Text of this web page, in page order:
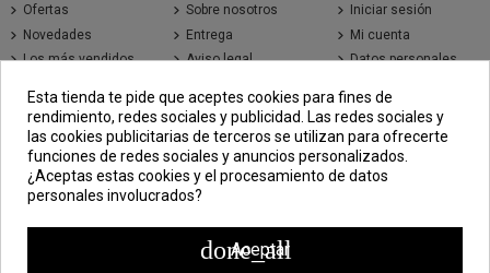
Ofertas
Novedades
Los más vendidos
Sobre nosotros
Entrega
Aviso legal
condiciones de uso
Pago seguro
Iniciar sesión
Mi cuenta
Datos personales
Direcciones
Seguimiento de
pedidos de clientes
invitados
CONTÁCTENOS
CDV - Componentes Diesel Vidal
Esta tienda te pide que aceptes cookies para fines de
rendimiento, redes sociales y publicidad. Las redes sociales y
las cookies publicitarias de terceros se utilizan para ofrecerte
funciones de redes sociales y anuncios personalizados.
¿Aceptas estas cookies y el procesamiento de datos
personales involucrados?
done_all
Aceptar